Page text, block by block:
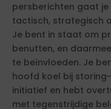
persberichten gaat je
tactisch, strategisch
Je bent in staat om
benutten, en
te beïnvloeden. Je
hoofd koel bij
initiatief en hebt
met tegenstrijdige